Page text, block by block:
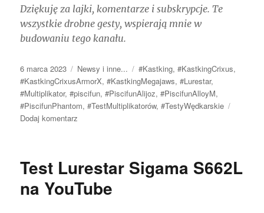
Dziękuję za lajki, komentarze i subskrypcje. Te
wszystkie drobne gesty, wspierają mnie w
budowaniu tego kanału.
Data
publikacji
6 marca 2023 Kategorie
Newsy i inne... Tagi
#Kastking,#KastkingCrixus,
#KastkingCrixusArmorX,#KastkingMegajaws,#Lurestar,
#Multiplikator,#piscifun,#PiscifunAlijoz,#PiscifunAlloyM,
#PiscifunPhantom,#TestMultiplikatorów,#TestyWędkarskie
Dodaj komentarz
wrócić
pracy…
Test Lurestar Sigama S662L
na YouTube